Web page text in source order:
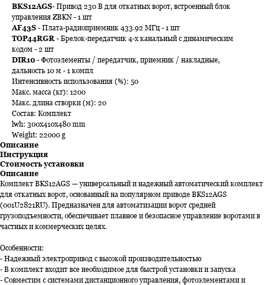
BKS12AGS- Привод 230 В для откатных ворот, встроенный блок
управления ZBKN - 1 шт
AF43S - Плата-радиоприемник 433.92 МГц - 1 шт
TOP44RGR - Брелок-передатчик 4-х канальный с динамическим
кодом - 2 шт
DIR10 - Фотоэлементы / передатчик, приемник / накладные,
дальность 10 м - 1 компл
Интенсивность использования (%): 50
Макс. масса (кг): 1200
Макс. длина створки (м): 20
Состав: Комплект
lwh: 300x410x480 mm
Weight: 22000 g
Описание
Инструкция
Стоимость установки
Описание
Комплект BKS12AGS — универсальный и надежный автоматический комплект
для откатных ворот, основанный на популярном приводе BKS12AGS
(001U2821RU). Предназначен для автоматизации ворот средней
грузоподъемности, обеспечивает плавное и безопасное управление воротами в
частных и коммерческих целях.
Особенности:
- Надежный электропривод с высокой производительностью
- В комплект входит все необходимое для быстрой установки и запуска
- Совместим с системами дистанционного управления, фотоэлементами и